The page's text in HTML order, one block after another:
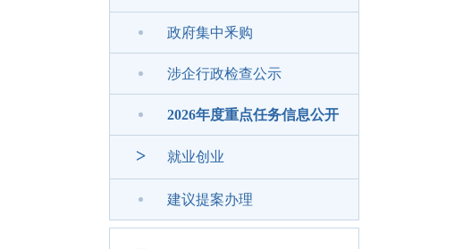
政府集中釆购
涉企行政检查公示
2026年度重点任务信息公开
> 就业创业
建议提案办理